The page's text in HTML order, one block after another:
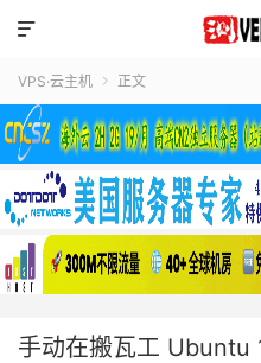

VPS·云主机  正文
手动在搬瓦工 Ubuntu